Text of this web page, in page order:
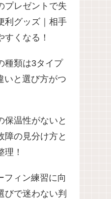
プレゼントで失
利グッズ｜相手
すくなる！
種類は3タイプ
いと選び方がつ
保温性がないと
障の見分け方と
！
フィン練習に向
びで迷わない判